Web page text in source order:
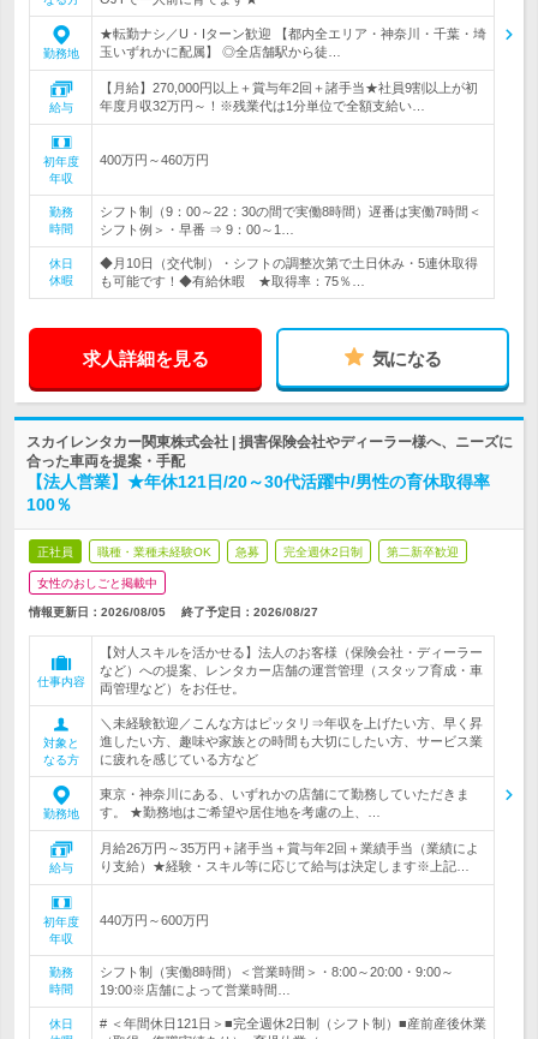
勤務地
★転勤ナシ／U・Iターン歓迎 【都内全エリア・神奈川・千葉・埼
玉いずれかに配属】 ◎全店舗駅から徒…
給与
【月給】270,000円以上＋賞与年2回＋諸手当★社員9割以上が初
年度月収32万円～！※残業代は1分単位で全額支給い…
初年度
年収
400万円～460万円
勤務
時間
シフト制（9：00～22：30の間で実働8時間）遅番は実働7時間＜
シフト例＞・早番 ⇒ 9：00～1…
休日
休暇
◆月10日（交代制）・シフトの調整次第で土日休み・5連休取得
も可能です！◆有給休暇 ★取得率：75％…
求人詳細を見る 気になる
スカイレンタカー関東株式会社 | 損害保険会社やディーラー様へ、ニーズに
合った車両を提案・手配
【法人営業】★年休121日/20～30代活躍中/男性の育休取得率
100％
正社員 職種・業種未経験OK 急募 完全週休2日制 第二新卒歓迎
女性のおしごと掲載中
情報更新日：2026/08/05 終了予定日： 2026/08/27
仕事内容
【対人スキルを活かせる】法人のお客様（保険会社・ディーラー
など）への提案、レンタカー店舗の運営管理（スタッフ育成・車
両管理など）をお任せ。
対象と
なる方
＼未経験歓迎／こんな方はピッタリ⇒年収を上げたい方、早く昇
進したい方、趣味や家族との時間も大切にしたい方、サービス業
に疲れを感じている方など
勤務地
東京・神奈川にある、いずれかの店舗にて勤務していただきま
す。 ★勤務地はご希望や居住地を考慮の上、…
給与
月給26万円～35万円＋諸手当＋賞与年2回＋業績手当（業績によ
り支給）★経験・スキル等に応じて給与は決定します※上記…
初年度
年収
440万円～600万円
勤務
時間
シフト制（実働8時間）＜営業時間＞・8:00～20:00・9:00～
19:00※店舗によって営業時間…
休日
# ＜年間休日121日＞■完全週休2日制（シフト制）■産前産後休業